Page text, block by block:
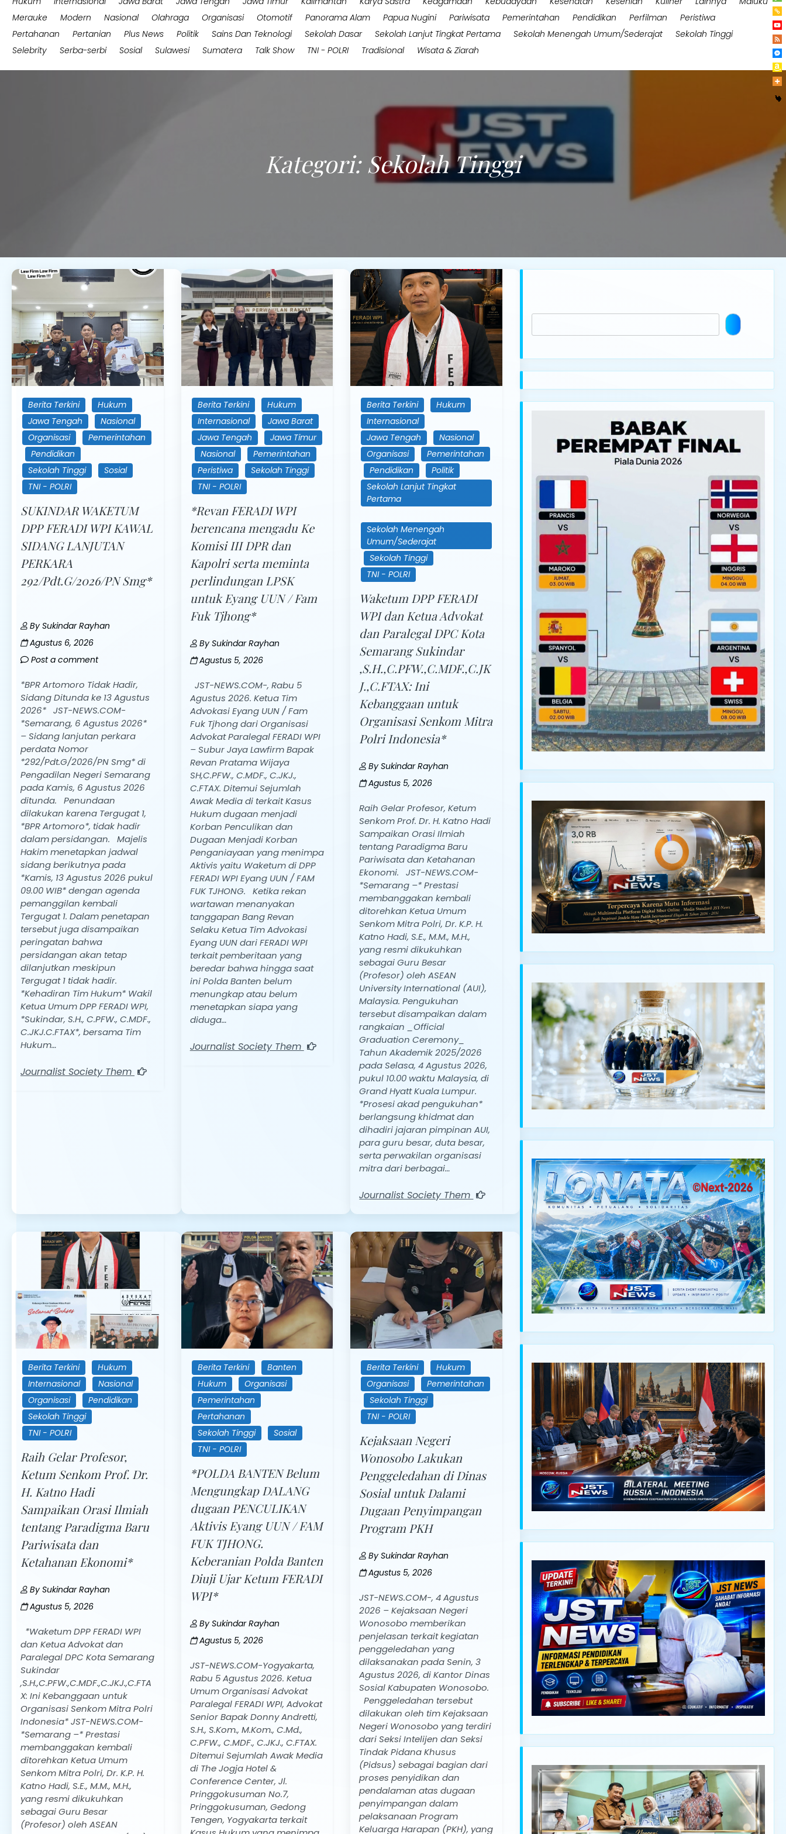
Merauke
Modern Nasional Olahraga Organisasi Otomotif Panorama Alam Papua Nugini Pariwisata Pemerintahan Pendidikan Perfilman
Peristiwa
Pertahanan
Pertanian Plus News Politik Sains Dan Teknologi Sekolah Dasar Sekolah Lanjut Tingkat Pertama Sekolah Menengah Umum/Sederajat
Sekolah Tinggi
Selebrity
Serba-serbi Sosial Sulawesi Sumatera Talk Show TNI - POLRI Tradisional Wisata & Ziarah
Kategori: Sekolah Tinggi
Berita Terkini
Hukum
Jawa Tengah
Nasional
Organisasi
Pemerintahan
Pendidikan
Sekolah Tinggi
Sosial
TNI - POLRI
SUKINDAR WAKETUM
DPP FERADI WPI KAWAL
SIDANG LANJUTAN
PERKARA
292/Pdt.G/2026/PN Smg*
BySukindar Rayhan
Agustus 6, 2026
Post a comment
*BPR Artomoro Tidak Hadir,
Sidang Ditunda ke 13 Agustus
2026* JST-NEWS.COM-
*Semarang, 6 Agustus 2026*
– Sidang lanjutan perkara
perdata Nomor
*292/Pdt.G/2026/PN Smg* di
Pengadilan Negeri Semarang
pada Kamis, 6 Agustus 2026
ditunda. Penundaan
dilakukan karena Tergugat 1,
*BPR Artomoro*, tidak hadir
dalam persidangan. Majelis
Hakim menetapkan jadwal
sidang berikutnya pada
*Kamis, 13 Agustus 2026 pukul
09.00 WIB* dengan agenda
pemanggilan kembali
Tergugat 1. Dalam penetapan
tersebut juga disampaikan
peringatan bahwa
persidangan akan tetap
dilanjutkan meskipun
Tergugat 1 tidak hadir.
*Kehadiran Tim Hukum* Wakil
Ketua Umum DPP FERADI WPI,
*Sukindar, S.H., C.PFW., C.MDF.,
C.JKJ.C.FTAX*, bersama Tim
Hukum…
Journalist Society Them
Berita Terkini
Hukum
Internasional
Jawa Barat
Jawa Tengah
Jawa Timur
Nasional
Pemerintahan
Peristiwa
Sekolah Tinggi
TNI - POLRI
*Revan FERADI WPI
berencana mengadu Ke
Komisi III DPR dan
Kapolri serta meminta
perlindungan LPSK
untuk Eyang UUN / Fam
Fuk Tjhong*
By Sukindar Rayhan
Agustus 5, 2026
JST-NEWS.COM-, Rabu 5
Agustus 2026. Ketua Tim
Advokasi Eyang UUN / Fam
Fuk Tjhong dari Organisasi
Advokat Paralegal FERADI WPI
– Subur Jaya Lawfirm Bapak
Revan Pratama Wijaya
SH,C.PFW., C.MDF., C.JKJ.,
C.FTAX. Ditemui Sejumlah
Awak Media di terkait Kasus
Hukum dugaan menjadi
Korban Penculikan dan
Dugaan Menjadi Korban
Penganiayaan yang menimpa
Aktivis yaitu Waketum di DPP
FERADI WPI Eyang UUN / FAM
FUK TJHONG. Ketika rekan
wartawan menanyakan
tanggapan Bang Revan
Selaku Ketua Tim Advokasi
Eyang UUN dari FERADI WPI
terkait pemberitaan yang
beredar bahwa hingga saat
ini Polda Banten belum
menungkap atau belum
menetapkan siapa yang
diduga…
Journalist Society Them
Berita Terkini
Hukum
Internasional
Jawa Tengah
Nasional
Organisasi
Pemerintahan
Pendidikan
Politik
Sekolah Lanjut Tingkat
Pertama
Sekolah Menengah
Umum/Sederajat
Sekolah Tinggi
TNI - POLRI
Waketum DPP FERADI
WPI dan Ketua Advokat
dan Paralegal DPC Kota
Semarang Sukindar
,S.H.,C.PFW.,C.MDF.,C.JK
J.,C.FTAX: Ini
Kebanggaan untuk
Organisasi Senkom Mitra
Polri Indonesia*
BySukindar Rayhan
Agustus 5, 2026
Raih Gelar Profesor, Ketum
Senkom Prof. Dr. H. Katno Hadi
Sampaikan Orasi Ilmiah
tentang Paradigma Baru
Pariwisata dan Ketahanan
Ekonomi. JST-NEWS.COM-
*Semarang –* Prestasi
membanggakan kembali
ditorehkan Ketua Umum
Senkom Mitra Polri, Dr. K.P. H.
Katno Hadi, S.E., M.M., M.H.,
yang resmi dikukuhkan
sebagai Guru Besar
(Profesor) oleh ASEAN
University International (AUI),
Malaysia. Pengukuhan
tersebut disampaikan dalam
rangkaian _Official
Graduation Ceremony_
Tahun Akademik 2025/2026
pada Selasa, 4 Agustus 2026,
pukul 10.00 waktu Malaysia, di
Grand Hyatt Kuala Lumpur.
*Prosesi akad pengukuhan*
berlangsung khidmat dan
dihadiri jajaran pimpinan AUI,
para guru besar, duta besar,
serta perwakilan organisasi
mitra dari berbagai…
Journalist Society Them
Berita Terkini
Hukum
Internasional
Nasional
Organisasi
Pendidikan
Sekolah Tinggi
TNI - POLRI
Raih Gelar Profesor,
Ketum Senkom Prof. Dr.
H. Katno Hadi
Sampaikan Orasi Ilmiah
tentang Paradigma Baru
Pariwisata dan
Ketahanan Ekonomi*
BySukindar Rayhan
Agustus 5, 2026
*Waketum DPP FERADI WPI
dan Ketua Advokat dan
Paralegal DPC Kota Semarang
Sukindar
,S.H.,C.PFW.,C.MDF.,C.JKJ.,C.FTA
X: Ini Kebanggaan untuk
Organisasi Senkom Mitra Polri
Indonesia* JST-NEWS.COM-
*Semarang –* Prestasi
membanggakan kembali
ditorehkan Ketua Umum
Senkom Mitra Polri, Dr. K.P. H.
Katno Hadi, S.E., M.M., M.H.,
yang resmi dikukuhkan
sebagai Guru Besar
(Profesor) oleh ASEAN
Berita Terkini
Banten
Hukum
Organisasi
Pemerintahan
Pertahanan
Sekolah Tinggi
Sosial
TNI - POLRI
*POLDA BANTEN Belum
Mengungkap DALANG
dugaan PENCULIKAN
Aktivis Eyang UUN / FAM
FUK TJHONG.
Keberanian Polda Banten
Diuji Ujar Ketum FERADI
WPI*
BySukindar Rayhan
Agustus 5, 2026
JST-NEWS.COM-Yogyakarta,
Rabu 5 Agustus 2026. Ketua
Umum Organisasi Advokat
Paralegal FERADI WPI, Advokat
Senior Bapak Donny Andretti,
S.H., S.Kom., M.Kom., C.Md.,
C.PFW., C.MDF., C.JKJ., C.FTAX.
Ditemui Sejumlah Awak Media
di The Jogja Hotel &
Conference Center, Jl.
Pringgokusuman No.7,
Pringgokusuman, Gedong
Tengen, Yogyakarta terkait
Berita Terkini
Hukum
Organisasi
Pemerintahan
Sekolah Tinggi
TNI - POLRI
Kejaksaan Negeri
Wonosobo Lakukan
Penggeledahan di Dinas
Sosial untuk Dalami
Dugaan Penyimpangan
Program PKH
BySukindar Rayhan
Agustus 5, 2026
JST-NEWS.COM-, 4 Agustus
2026 – Kejaksaan Negeri
Wonosobo memberikan
penjelasan terkait kegiatan
penggeledahan yang
dilaksanakan pada Senin, 3
Agustus 2026, di Kantor Dinas
Sosial Kabupaten Wonosobo.
Penggeledahan tersebut
dilakukan oleh tim Kejaksaan
Negeri Wonosobo yang terdiri
dari Seksi Intelijen dan Seksi
Tindak Pidana Khusus
(Pidsus) sebagai bagian dari
proses penyidikan dan
pendalaman atas dugaan
penyimpangan dalam
pelaksanaan Program
Keluarga Harapan (PKH), yang